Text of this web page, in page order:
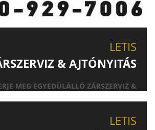
LETIS
& AJTÓNYITÁS
MEG EGYEDÜLÁLLÓ ZÁRSZERVIZ &
LETIS